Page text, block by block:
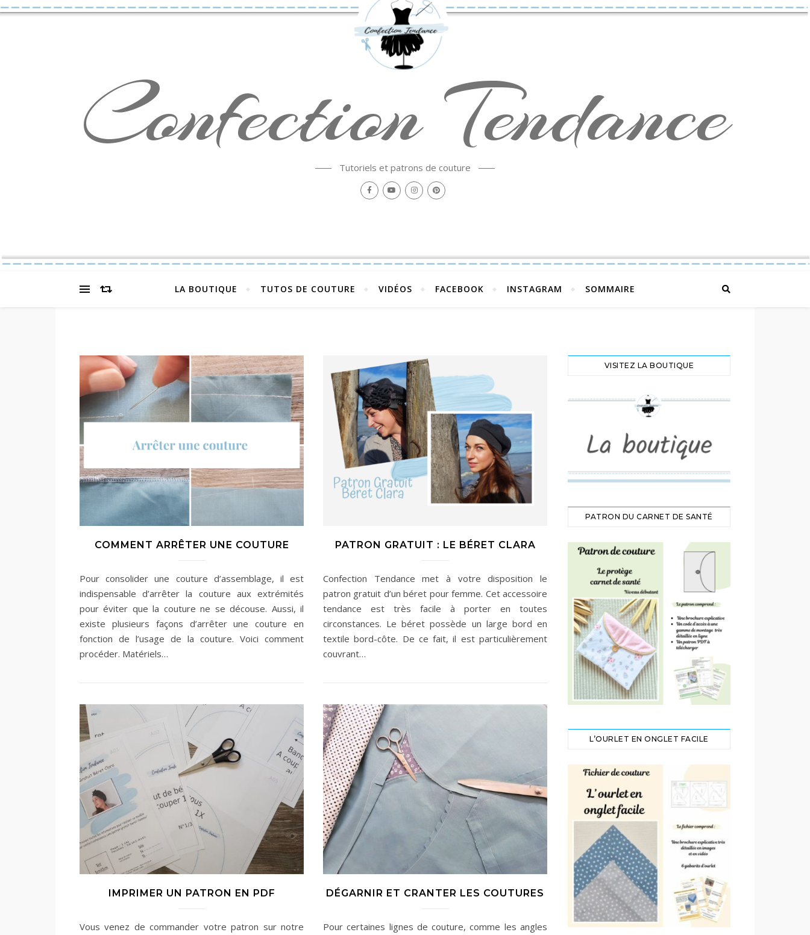
Confection Tendance
Tutoriels et patrons de couture
LA BOUTIQUE TUTOS DE COUTURE VIDÉOS FACEBOOK INSTAGRAM SOMMAIRE
COMMENT ARRÊTER UNE COUTURE
Pour consolider une couture d’assemblage, il est
indispensable d’arrêter la couture aux extrémités
pour éviter que la couture ne se découse. Aussi, il
existe plusieurs façons d’arrêter une couture en
fonction de l’usage de la couture. Voici comment
procéder. Matériels…
PATRON GRATUIT : LE BÉRET CLARA
Confection Tendance met à votre disposition le
patron gratuit d’un béret pour femme. Cet accessoire
tendance est très facile à porter en toutes
circonstances. Le béret possède un large bord en
textile bord-côte. De ce fait, il est particulièrement
couvrant…
IMPRIMER UN PATRON EN PDF
Vous venez de commander votre patron sur notre
DÉGARNIR ET CRANTER LES COUTURES
Pour certaines lignes de couture, comme les angles
VISITEZ LA BOUTIQUE
PATRON DU CARNET DE SANTÉ
L’OURLET EN ONGLET FACILE